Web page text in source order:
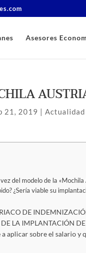
Asesores
21, 2019 |
del modelo de la
¿Sería viable su
DE
LA IMPLANTACIÓN
aplicar sobre el salario y